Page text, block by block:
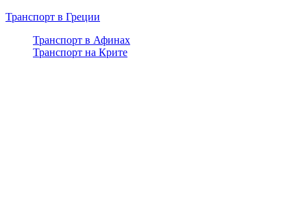
Транспорт в Греции
Транспорт в Афинах
Транспорт на Крите